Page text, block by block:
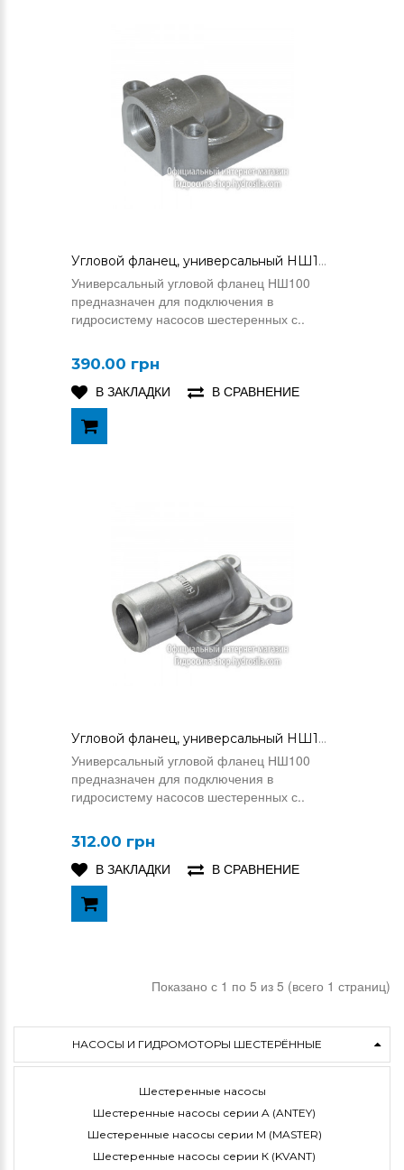
Угловой фланец, универсальный НШ100
Универсальный угловой фланец НШ100
предназначен для подключения в
гидросистему насосов шестеренных с..
390.00 грн
В ЗАКЛАДКИ
В СРАВНЕНИЕ
Угловой фланец, универсальный НШ100-01
Универсальный угловой фланец НШ100
предназначен для подключения в
гидросистему насосов шестеренных с..
312.00 грн
В ЗАКЛАДКИ
В СРАВНЕНИЕ
Показано с 1 по 5 из 5 (всего 1 страниц)
НАСОСЫ И ГИДРОМОТОРЫ ШЕСТЕРЁННЫЕ
Шестеренные насосы
Шестеренные насосы серии A (ANTEY)
Шестеренные насосы серии M (MASTER)
Шестеренные насосы серии К (KVANT)